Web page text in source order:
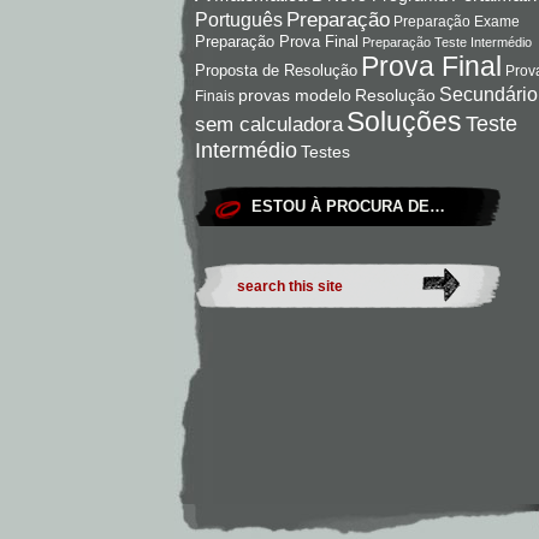
Português Preparação Preparação Exame
Preparação Prova Final Preparação Teste Intermédio
Proposta de Resolução Prova Final
Finais provas modelo Resolução Secundário
sem calculadora Soluções Teste
IntermédioTestes
ESTOU À PROCURA DE…